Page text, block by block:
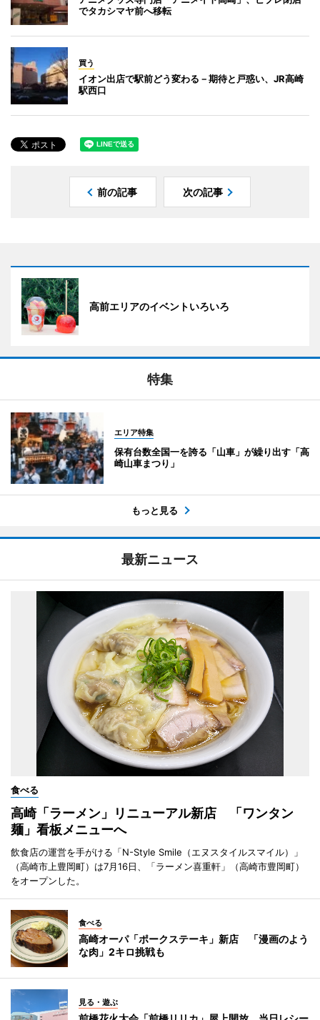
でタカシマヤ前へ移転
買う
イオン出店で駅前どう変わる－期待と戸惑い、JR高崎
駅西口
前の記事 次の記事
高前エリアのイベントいろいろ
特集
エリア特集
保有台数全国一を誇る「山車」が繰り出す「高
崎山車まつり」
もっと見る
最新ニュース
食べる
高崎「ラーメン」リニューアル新店 「ワンタン
麺」看板メニューへ
飲食店の運営を手がける「N-Style Smile（エヌスタイルスマイル）」
（高崎市上豊岡町）は7月16日、「ラーメン喜重軒」（高崎市豊岡町）
をオープンした。
食べる
高崎オーパ「ポークステーキ」新店 「漫画のよう
な肉」2キロ挑戦も
見る・遊ぶ